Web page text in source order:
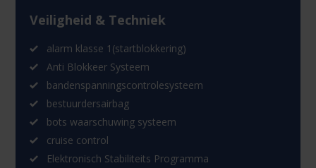
Veiligheid & Techniek
alarm klasse 1(startblokkering)
Anti Blokkeer Systeem
bandenspanningscontrolesysteem
bestuurdersairbag
bots waarschuwing systeem
cruise control
Elektronisch Stabiliteits Programma